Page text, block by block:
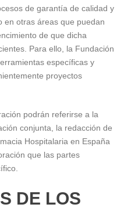
de garantía de calidad y
en otras áreas que puedan
de que dicha
Para ello, la Fundación
específicas y
proyectos
podrán referirse a la
conjunta, la redacción de
Hospitalaria en España
que las partes
DE LOS